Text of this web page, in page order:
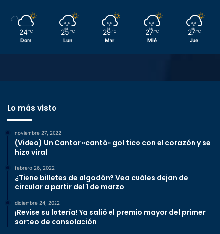
24 ℃
Dom
25 ℃
Lun
29 ℃
Mar
27 ℃
Mié
27 ℃
Jue
Lo más visto
noviembre 27, 2022
(Video) Un Cantor «cantó» gol tico con el corazón y se
hizo viral
febrero 26, 2022
¿Tiene billetes de algodón? Vea cuáles dejan de
circular a partir del 1 de marzo
diciembre 24, 2022
¡Revise su lotería! Ya salió el premio mayor del primer
sorteo de consolación